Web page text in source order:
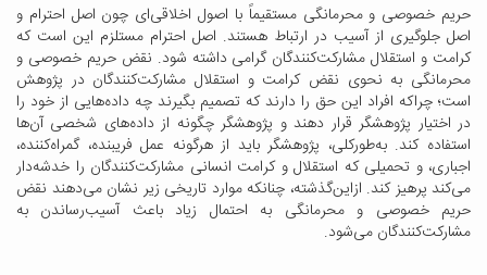
حریم خصوصی و محرمانگی مستقیماً با اصول اخلاقی‌ای چون اصل احترام و
اصل جلوگیری از آسیب در ارتباط هستند. اصل احترام مستلزم این است که
کرامت و استقلال مشارکت‌کنندگان گرامی داشته شود. نقض حریم خصوصی و
محرمانگی به نحوی نقض کرامت و استقلال مشارکت‌کنندگان در پژوهش
است؛ چراکه افراد این حق را دارند که تصمیم بگیرند چه داده‌هایی از خود را
در اختیار پژوهشگر قرار دهند و پژوهشگر چگونه از داده‌های شخصی آن‌ها
استفاده کند. به‌طورکلی، پژوهشگر باید از هرگونه عمل فریبنده، گمراه‌کننده،
اجباری، و تحمیلی که استقلال و کرامت انسانی مشارکت‌کنندگان را خدشه‌دار
می‌کند پرهیز کند. ازاین‌گذشته، چنانکه موارد تاریخی زیر نشان می‌دهند نقض
حریم خصوصی و محرمانگی به احتمال زیاد باعث آسیب‌رساندن به
مشارکت‌کنندگان می‌شود.